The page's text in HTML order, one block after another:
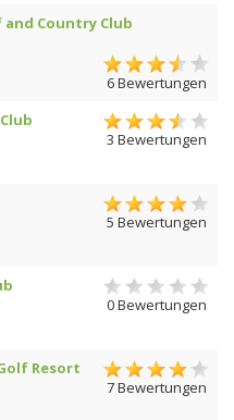
and Country Club
6 Bewertungen
3 Bewertungen
5 Bewertungen
0 Bewertungen
Resort
7 Bewertungen